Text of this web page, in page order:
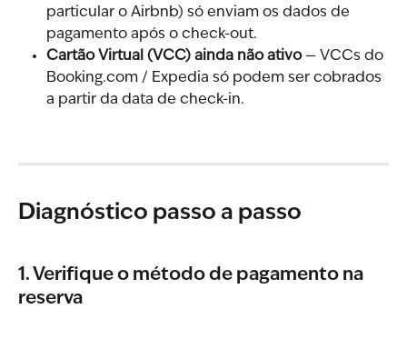
particular o Airbnb) só enviam os dados de
pagamento após o check-out.
Cartão Virtual (VCC) ainda não ativo — VCCs do
Booking.com / Expedia só podem ser cobrados
a partir da data de check-in.
Diagnóstico passo a passo
1. Verifique o método de pagamento na
reserva